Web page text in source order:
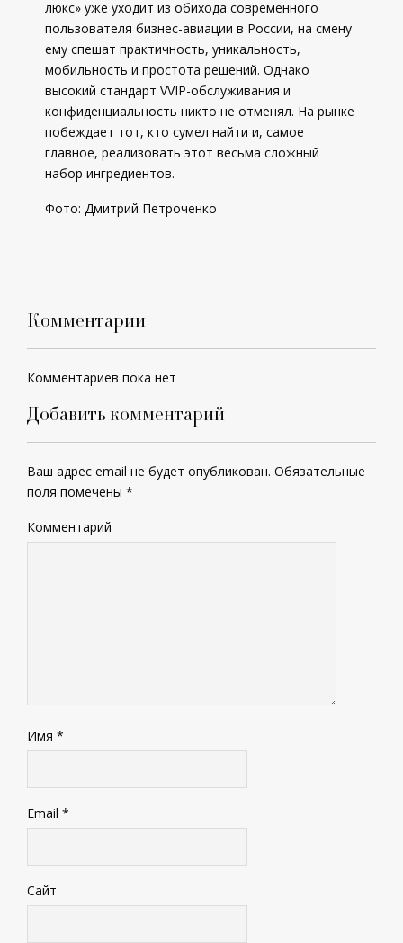
люкс» уже уходит из обихода современного
пользователя бизнес-авиации в России, на смену
ему спешат практичность, уникальность,
мобильность и простота решений. Однако
высокий стандарт VVIP-обслуживания и
конфиденциальность никто не отменял. На рынке
побеждает тот, кто сумел найти и, самое
главное, реализовать этот весьма сложный
набор ингредиентов.
Фото: Дмитрий Петроченко
Комментарии
Комментариев пока нет
Добавить комментарий
Ваш адрес email не будет опубликован. Обязательные
поля помечены *
Комментарий
Имя *
Email *
Сайт